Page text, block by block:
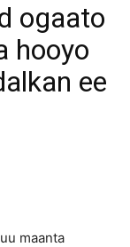
ogaato
hooyo
ee
maanta